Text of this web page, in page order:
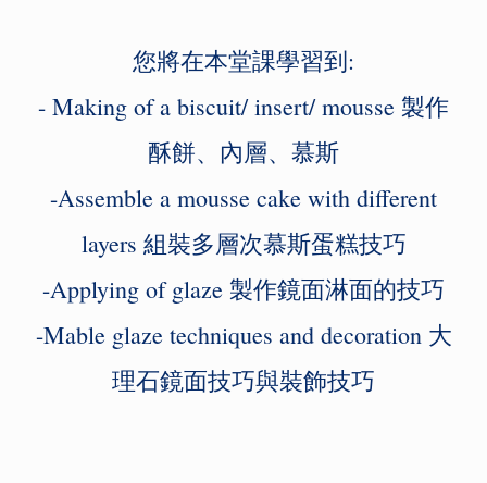
您將在本堂課學習到:
- Making of a biscuit/ insert/ mousse 製作
酥餅、內層、慕斯
-Assemble a mousse cake with different
layers 組裝多層次慕斯蛋糕技巧
-Applying of glaze 製作鏡面淋面的技巧
-Mable glaze techniques and decoration 大
理石鏡面技巧與裝飾技巧